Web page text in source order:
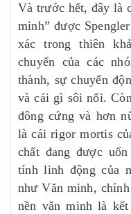
Và trước hết, đây là
minh” được
xác trong thiên
chuyển của các
thành, sự chuyển
và cái gì sôi nổi.
đông cứng và hơn
là cái rigor mortis
chất đang được
tính linh động của
như Văn minh,
nền văn minh là